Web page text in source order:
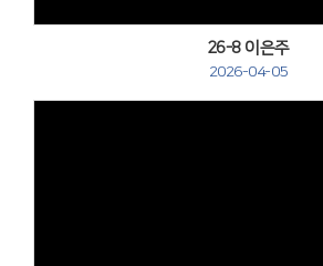
26-8 이은주
2026-04-05